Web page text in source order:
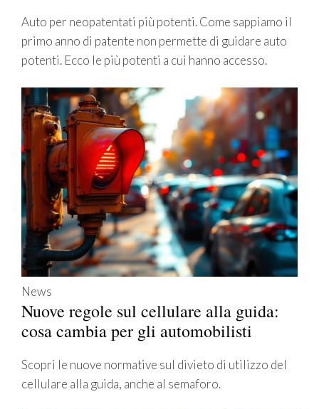
Auto per neopatentati più potenti. Come sappiamo il
primo anno di patente non permette di guidare auto
potenti. Ecco le più potenti a cui hanno accesso.
News
Nuove regole sul cellulare alla guida:
cosa cambia per gli automobilisti
Scopri le nuove normative sul divieto di utilizzo del
cellulare alla guida, anche al semaforo.